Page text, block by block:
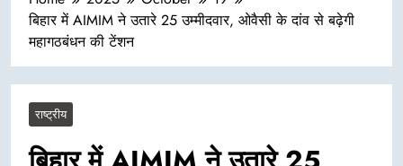
बिहार में AIMIM ने उतारे 25 उम्मीदवार, ओवैसी के दांव से बढ़ेगी
महागठबंधन की टेंशन
राष्ट्रीय